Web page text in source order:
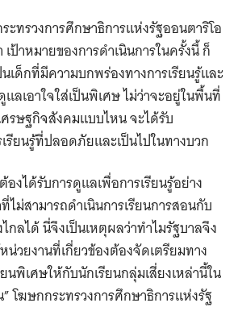
ะทรวงการศึกษาธิการแห่งรัฐออนตาริโอ
ป้าหมายของการดำเนินการในครั้งนี้ ก็
เด็กที่มีความบกพร่องทางการเรียนรู้และ
ลเอาใจใส่เป็นพิเศษ ไม่ว่าจะอยู่ในพื้นที่
รษฐกิจสังคมแบบไหน จะได้รับ
รียนรู้ที่ปลอดภัยและเป็นไปในทางบวก
องได้รับการดูแลเพื่อการเรียนรู้อย่าง
ม่สามารถดำเนินการเรียนการสอนกับ
กลได้ นี่จึงเป็นเหตุผลว่าทำไมรัฐบาลจึง
น่วยงานที่เกี่ยวข้องต้องจัดเตรียมทาง
นพิเศษให้กับนักเรียนกลุ่มเสี่ยงเหล่านี้ใน
โฆษกกระทรวงการศึกษาธิการแห่งรัฐ